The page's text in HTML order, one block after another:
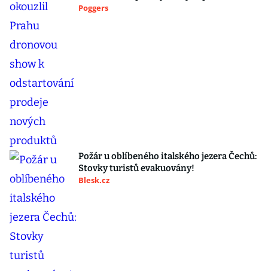
Poggers
Požár u oblíbeného italského jezera Čechů:
Stovky turistů evakuovány!
Blesk.cz